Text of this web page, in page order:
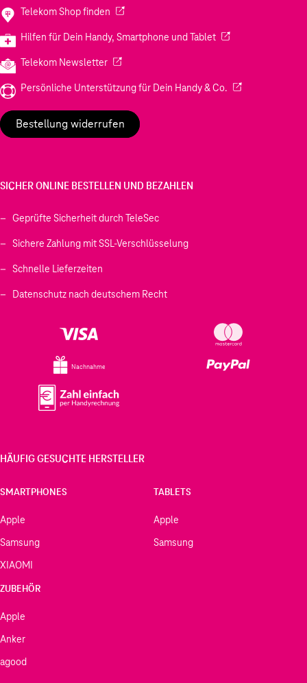
Telekom Shop finden (Wird in einem neuen Tab geöffnet)
Hilfen für Dein Handy, Smartphone und Tablet(Wird in einem
Telekom Newsletter(Wird in einem neuen Tab geöffnet)
Persönliche Unterstützung für Dein Handy & Co. (Wird in einem
Bestellung widerrufen
SICHER ONLINE BESTELLEN UND BEZAHLEN
Geprüfte Sicherheit durch TeleSec
Sichere Zahlung mit SSL-Verschlüsselung
Schnelle Lieferzeiten
Datenschutz nach deutschem Recht
Nachnahme
HÄUFIG GESUCHTE HERSTELLER
SMARTPHONES
Apple
Samsung
XIAOMI
TABLETS
Apple
Samsung
ZUBEHÖR
Apple
Anker
agood